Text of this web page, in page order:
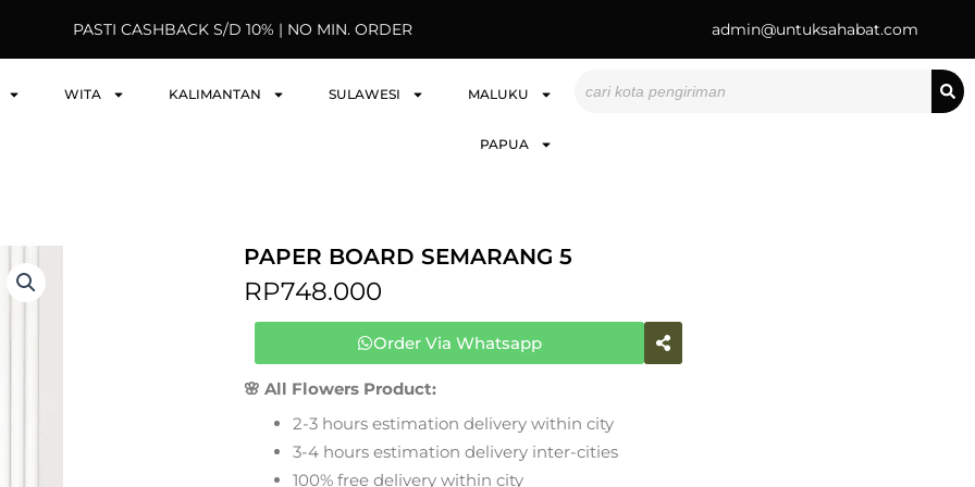
PASTI CASHBACK S/D 10% | NO MIN. ORDER admin@untuksahabat.com
WITA KALIMANTAN SULAWESI MALUKU
PAPUA
PAPER BOARD SEMARANG 5
RP748.000
Order Via Whatsapp
🌸 All Flowers Product:
2-3 hours estimation delivery within city
3-4 hours estimation delivery inter-cities
100% free delivery within city